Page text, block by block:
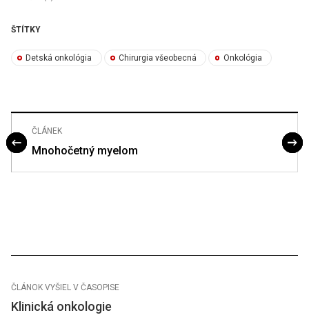
ŠTÍTKY
Detská onkológia Chirurgia všeobecná Onkológia
ČLÁNEK
Mnohočetný myelom
ČLÁNOK VYŠIEL V ČASOPISE
Klinická onkologie